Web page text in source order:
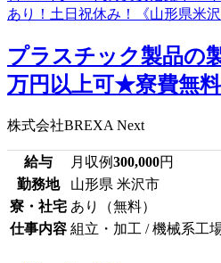
プラスチック製品の
万円以上可★寮費無
株式会社BREXA Next
給与 月収例300,000円
勤務地
山形県 米沢市
寮・社宅 あり（無料）
仕事内容 組立・加工 / 機械系工